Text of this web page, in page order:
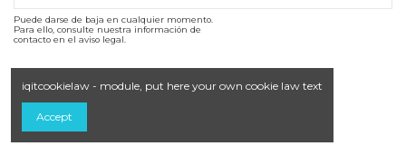
Puede darse de baja en cualquier momento.
Para ello, consulte nuestra información de
contacto en el aviso legal.
iqitcookielaw - module, put here your own cookie law text
Accept